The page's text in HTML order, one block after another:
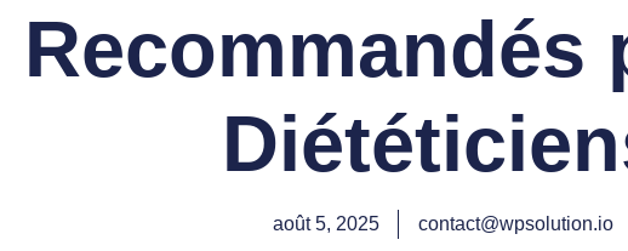
Recommandés
août 5, 2025 contact@wpsolution.io